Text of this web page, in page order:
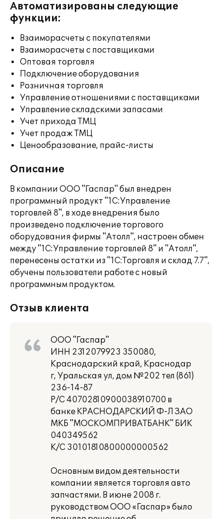
Автоматизированы следующие
функции:
Взаиморасчеты с покупателями
Взаиморасчеты с поставщиками
Оптовая торговля
Подключение оборудования
Розничная торговля
Управление отношениями с поставщиками
Управление складскими запасами
Учет прихода ТМЦ
Учет продаж ТМЦ
Ценообразование, прайс-листы
Описание
В компании ООО "Гаспар" был внедрен
программный продукт "1С:Управление
торговлей 8", в ходе внедрения было
произведено подключение торгового
оборудования фирмы "Атолл", настроен обмен
между "1С:Управление торговлей 8" и "Атолл",
перенесены остатки из "1С:Торговля и склад 7.7",
обучены пользователи работе с новый
программным продуктом.
Отзыв клиента
ООО "Гаспар"
ИНН 2312079923 350080,
Краснодарский край, Краснодар
г, Уральская ул, дом №202 тел (861)
236-14-87
Р/С 40702810900038910700 в
банке КРАСНОДАРСКИЙ Ф-Л ЗАО
МКБ "МОСКОМПРИВАТБАНК" БИК
040349562
К/С 30101810800000000562
Основным видом деятельности
компании является торговля авто
запчастями. В июне 2008 г.
руководством ООО «Гаспар» было